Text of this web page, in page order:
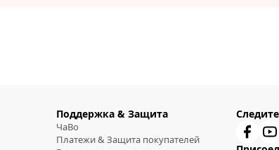
Поддержка & Защита
ЧаВо
Платежи & Защита покупателей